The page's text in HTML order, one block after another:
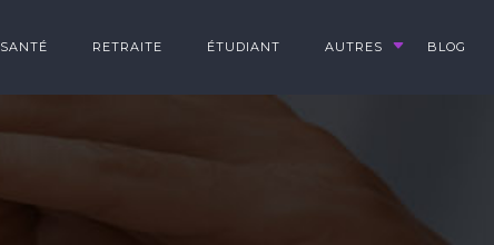
SANTÉ RETRAITE ÉTUDIANT AUTRES BLOG